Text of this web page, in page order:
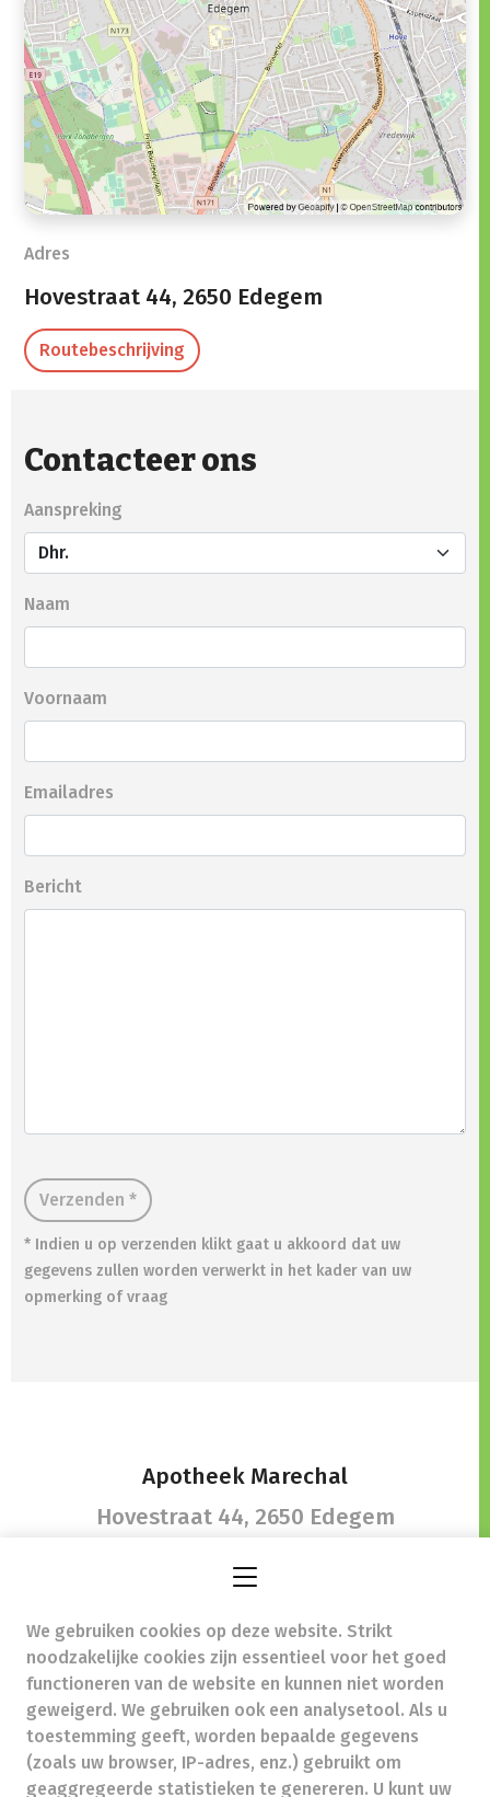
Adres
Hovestraat 44, 2650 Edegem
Routebeschrijving
Contacteer ons
Aanspreking
Naam
Voornaam
Emailadres
Bericht
Verzenden *
* Indien u op verzenden klikt gaat u akkoord dat uw
gegevens zullen worden verwerkt in het kader van uw
opmerking of vraag
Apotheek Marechal
Hovestraat 44, 2650 Edegem
info@apotheekmarechal.be - Ondernemingsnummer
(BTW nr.) (BE)0434205553
Beroepstitel: Apotheker werkzaam in België
Beroepsvereniging: Algemene Pharmaceutische
Bond autorisatienummer FAGG 111903
Valt onder toezicht van de Orde der Apothekers,
We gebruiken cookies op deze website. Strikt
noodzakelijke cookies zijn essentieel voor het goed
functioneren van de website en kunnen niet worden
geweigerd. We gebruiken ook een analysetool. Als u
toestemming geeft, worden bepaalde gegevens
(zoals uw browser, IP-adres, enz.) gebruikt om
geaggregeerde statistieken te genereren. U kunt uw